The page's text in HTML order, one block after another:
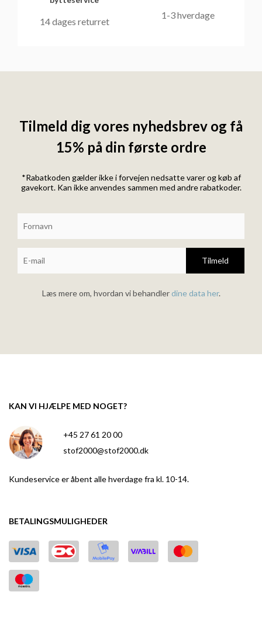
14 dages returret
1-3 hverdage
Tilmeld dig vores nyhedsbrev og få
15% på din første ordre
*Rabatkoden gælder ikke i forvejen nedsatte varer og køb af
gavekort. Kan ikke anvendes sammen med andre rabatkoder.
Tilmeld
Læs mere om, hvordan vi behandlerdine data her.
KAN VI HJÆLPE MED NOGET?
+45 27 61 20 00
stof2000@stof2000.dk
Kundeservice er åbent alle hverdage fra kl. 10-14.
BETALINGSMULIGHEDER